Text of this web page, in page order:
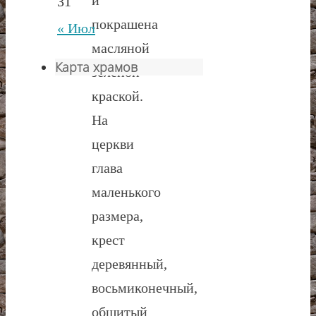
покрашена
масляной
зеленой
краской.
На
церкви
глава
маленького
размера,
крест
деревянный,
восьмиконечный,
обшитый
« Июл
Карта храмов